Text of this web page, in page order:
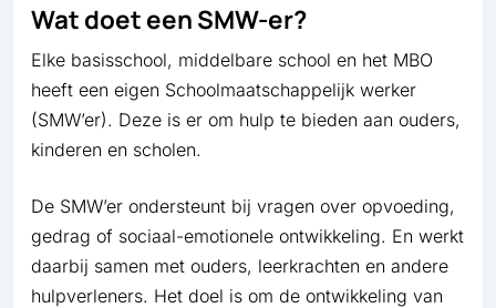
Wat doet een SMW-er?
Elke basisschool, middelbare school en het MBO
heeft een eigen Schoolmaatschappelijk werker
(SMW’er). Deze is er om hulp te bieden aan ouders,
kinderen en scholen.
De SMW’er ondersteunt bij vragen over opvoeding,
gedrag of sociaal-emotionele ontwikkeling. En werkt
daarbij samen met ouders, leerkrachten en andere
hulpverleners. Het doel is om de ontwikkeling van